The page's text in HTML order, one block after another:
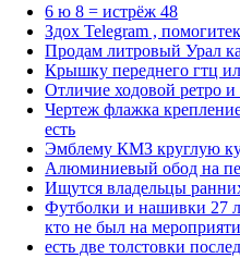
6 ю 8 = истрёж 48
Здох Telegram ,
Продам литровый Урал
Крышку переднего гтц
Отличие ходовой ретро и
Чертеж флажка
есть
Эмблему КМЗ круглую
Алюминиевый обод на
Ищутся владельцы
Футболки и нашивки 27
кто не был на
есть две толстовки